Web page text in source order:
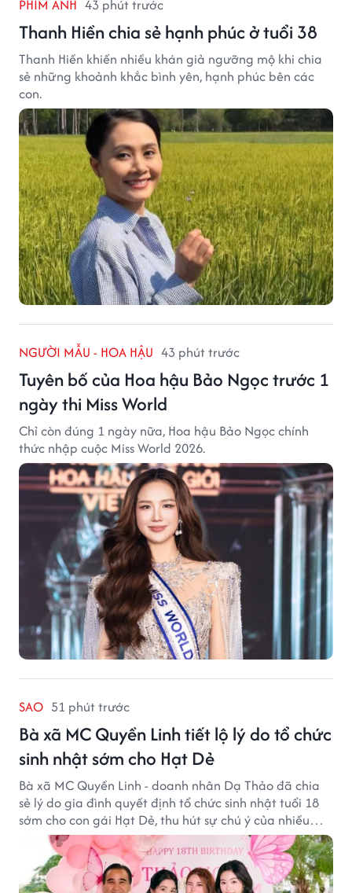
PHIM ẢNH 43 phút trước
Thanh Hiền chia sẻ hạnh phúc ở tuổi 38
Thanh Hiền khiến nhiều khán giả ngưỡng mộ khi chia
sẻ những khoảnh khắc bình yên, hạnh phúc bên các
con.
NGƯỜI MẪU - HOA HẬU 43 phút trước
Tuyên bố của Hoa hậu Bảo Ngọc trước 1
ngày thi Miss World
Chỉ còn đúng 1 ngày nữa, Hoa hậu Bảo Ngọc chính
thức nhập cuộc Miss World 2026.
SAO 51 phút trước
Bà xã MC Quyền Linh tiết lộ lý do tổ chức
sinh nhật sớm cho Hạt Dẻ
Bà xã MC Quyền Linh - doanh nhân Dạ Thảo đã chia
sẻ lý do gia đình quyết định tổ chức sinh nhật tuổi 18
sớm cho con gái Hạt Dẻ, thu hút sự chú ý của nhiều
người hâm mộ.